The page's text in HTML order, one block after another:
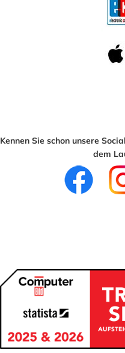
Kennen Sie schon unsere
dem